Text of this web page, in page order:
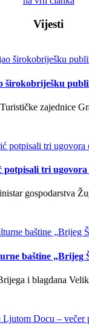
Vijesti
širokobriješku
zajednice
tri
gospodarstva
baštine „Brijeg
i blagdana